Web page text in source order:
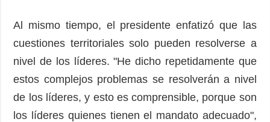
Al mismo tiempo, el presidente enfatizó que las
cuestiones territoriales solo pueden resolverse a
nivel de los líderes. "He dicho repetidamente que
estos complejos problemas se resolverán a nivel
de los líderes, y esto es comprensible, porque son
los líderes quienes tienen el mandato adecuado",